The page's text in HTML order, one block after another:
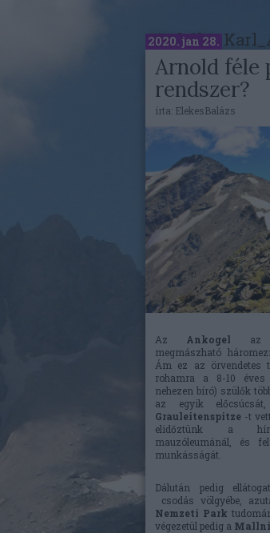
Címkék»
2020. jan 28.
Arnold féle
rendszer?
írta: ElekesBalázs
Az Ankogel az
megmászható
Ám ez az örvendetes
rohamra a 8-10 éves
nehezen bíró) szülők
az egyik
Grauleitenspitze -t
elidőztünk a
mauzóleumánál, és
munkásságát.
Dálután pedig
csodás völgyébe,
Nemzeti Park
végezetül pedig a